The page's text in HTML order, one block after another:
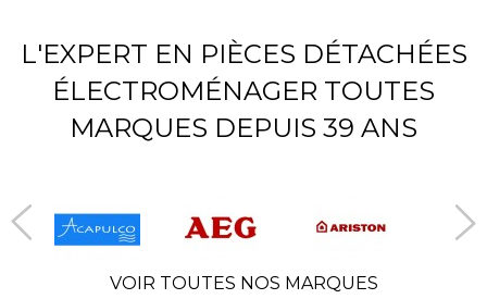
L'EXPERT EN PIÈCES DÉTACHÉES
ÉLECTROMÉNAGER TOUTES
MARQUES DEPUIS 39 ANS
VOIR TOUTES NOS MARQUES